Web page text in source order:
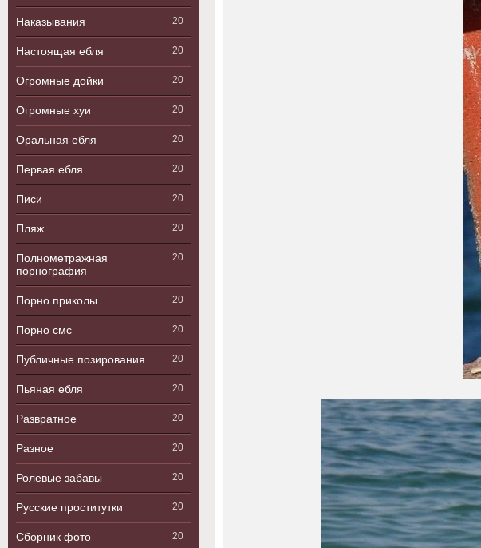
Наказывания 20
Настоящая ебля 20
Огромные дойки 20
Огромные хуи 20
Оральная ебля 20
Первая ебля 20
Писи 20
Пляж 20
Полнометражная
порнография
20
Порно приколы 20
Порно смс 20
Публичные позирования 20
Пьяная ебля 20
Развратное 20
Разное 20
Ролевые забавы 20
Русские проститутки 20
Сборник фото 20